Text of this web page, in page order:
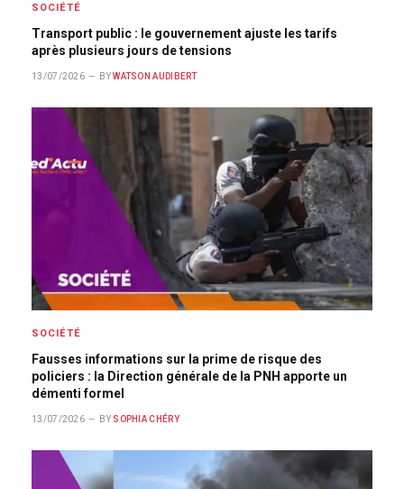
SOCIÉTÉ
Transport public : le gouvernement ajuste les tarifs
après plusieurs jours de tensions
13/07/2026 BY WATSON AUDIBERT
SOCIÉTÉ
Fausses informations sur la prime de risque des
policiers : la Direction générale de la PNH apporte un
démenti formel
13/07/2026 BY SOPHIA CHÉRY